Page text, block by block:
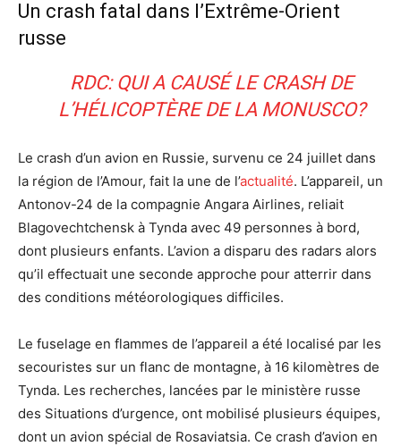
Un crash fatal dans l’Extrême-Orient
russe
RDC: QUI A CAUSÉ LE CRASH DE
L’HÉLICOPTÈRE DE LA MONUSCO?
Le crash d’un avion en Russie, survenu ce 24 juillet dans
la région de l’Amour, fait la une de l’actualité. L’appareil, un
Antonov-24 de la compagnie Angara Airlines, reliait
Blagovechtchensk à Tynda avec 49 personnes à bord,
dont plusieurs enfants. L’avion a disparu des radars alors
qu’il effectuait une seconde approche pour atterrir dans
des conditions météorologiques difficiles.
Le fuselage en flammes de l’appareil a été localisé par les
secouristes sur un flanc de montagne, à 16 kilomètres de
Tynda. Les recherches, lancées par le ministère russe
des Situations d’urgence, ont mobilisé plusieurs équipes,
dont un avion spécial de Rosaviatsia. Ce crash d’avion en